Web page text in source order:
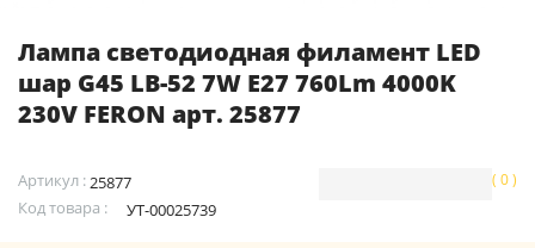
Лампа светодиодная филамент LED
шар G45 LB-52 7W E27 760Lm 4000K
230V FERON арт. 25877
Артикул :25877
Код товара :
УТ-00025739
( 0 )